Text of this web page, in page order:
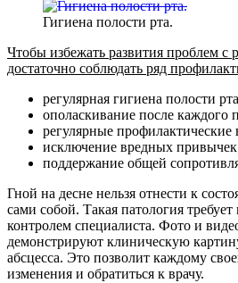
Гигиена полости рта.
Чтобы избежать развития проблем с
достаточно соблюдать ряд
регулярная гигиена полости
ополаскивание после каждого
регулярные профилактические
исключение вредных
поддержание общей
Гной на десне нельзя отнести к
сами собой. Такая патология
контролем специалиста. Фото и
демонстрируют клиническую
абсцесса. Это позволит каждому
изменения и обратиться к врачу.